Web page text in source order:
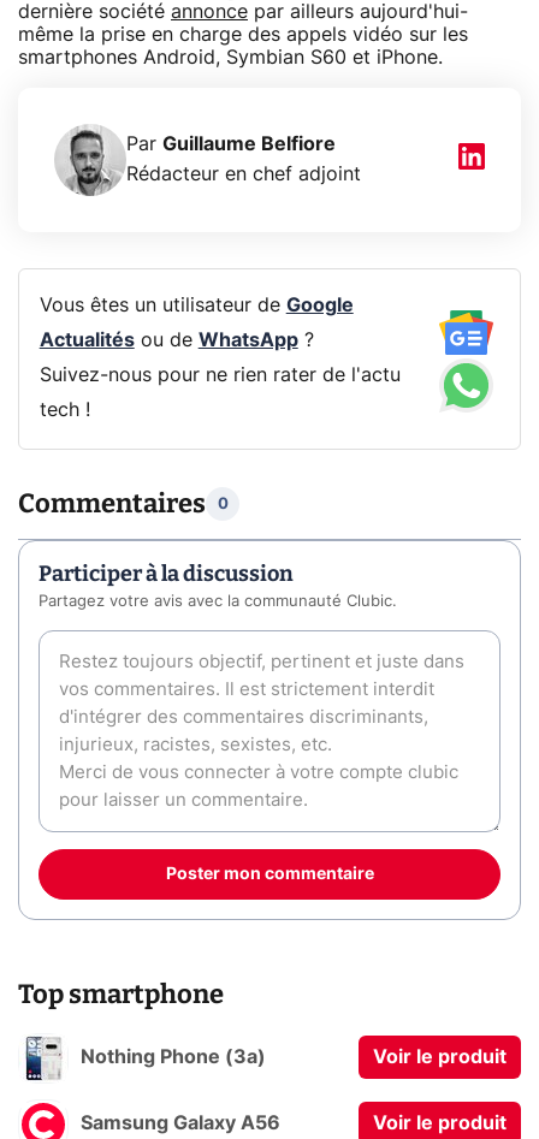
dernière société annonce par ailleurs aujourd'hui-
même la prise en charge des appels vidéo sur les
smartphones Android, Symbian S60 et iPhone.
Par Guillaume Belfiore
Rédacteur en chef adjoint
Vous êtes un utilisateur de Google
Actualitésou de WhatsApp?
Suivez-nous pour ne rien rater de l'actu
tech !
Commentaires 0
Participer à la discussion
Partagez votre avis avec la communauté Clubic.
Poster mon commentaire
Top smartphone
Nothing Phone (3a) Voir le produit
Samsung Galaxy A56 Voir le produit